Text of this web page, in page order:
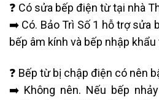
❓ Có sửa bếp điện từ tại nhà
➡️ Có. Bảo Trì Số 1 hỗ trợ sửa
bếp âm kính và bếp nhập khẩu
❓ Bếp từ bị chập điện có nên
➡️ Không nên. Nếu bếp